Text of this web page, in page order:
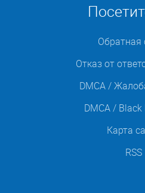
Обратная
Отказ от
DMCA /
DMCA /
Карта
RSS